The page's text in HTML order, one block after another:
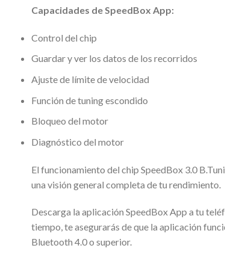
Capacidades de SpeedBox App:
Control del chip
Guardar y ver los datos de los recorridos
Ajuste de límite de velocidad
Función de tuning escondido
Bloqueo del motor
Diagnóstico del motor
El funcionamiento del chip SpeedBox 3.0
una visión general completa de tu rendimiento.
Descarga la aplicación SpeedBox App a tu
tiempo, te asegurarás de que la aplicación
Bluetooth 4.0 o superior.